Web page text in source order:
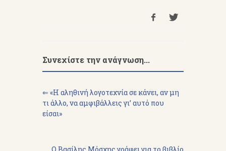
Συνεχίστε την ανάγνωση...
⇐ «H αληθινή λογοτεχνία σε κάνει, αν μη
τι άλλο, να αμφιβάλλεις γι’ αυτό που
είσαι»